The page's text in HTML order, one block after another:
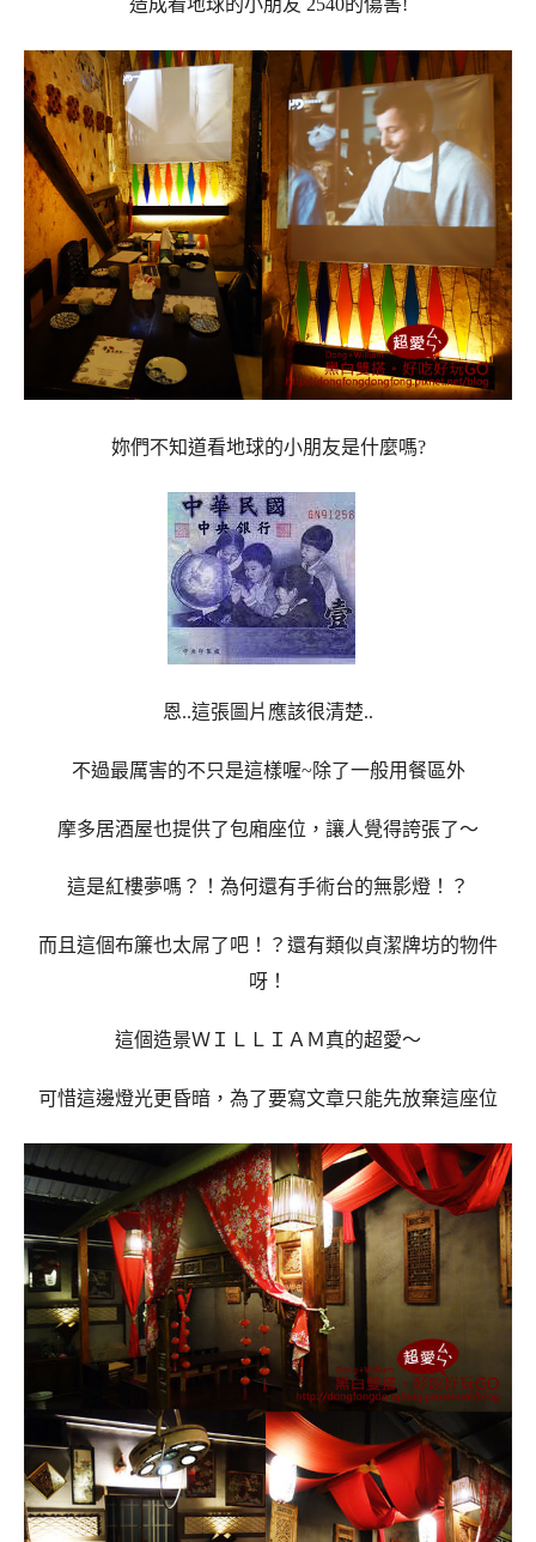
造成看地球的小朋友 2540的傷害!
妳們不知道看地球的小朋友是什麼嗎?
恩..這張圖片應該很清楚..
不過最厲害的不只是這樣喔~除了一般用餐區外
摩多居酒屋也提供了包廂座位，讓人覺得誇張了～
這是紅樓夢嗎？！為何還有手術台的無影燈！？
而且這個布簾也太屌了吧！？還有類似貞潔牌坊的物件
呀！
這個造景ＷＩＬＬＩＡＭ真的超愛～
可惜這邊燈光更昏暗，為了要寫文章只能先放棄這座位